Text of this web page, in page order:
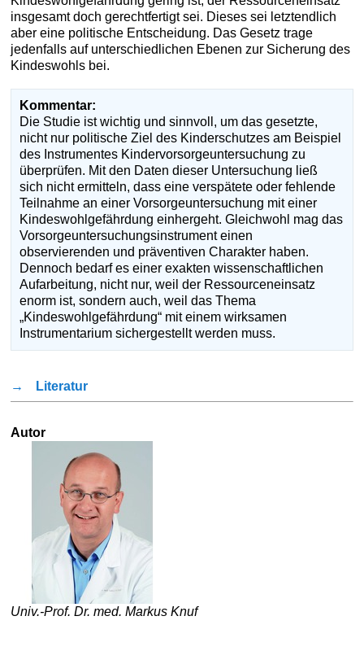
insgesamt doch gerechtfertigt sei. Dieses sei letztendlich
aber eine politische Entscheidung. Das Gesetz trage
jedenfalls auf unterschiedlichen Ebenen zur Sicherung des
Kindeswohls bei.
Kommentar:
Die Studie ist wichtig und sinnvoll, um das gesetzte,
nicht nur politische Ziel des Kinderschutzes am Beispiel
des Instrumentes Kindervorsorgeuntersuchung zu
überprüfen. Mit den Daten dieser Untersuchung ließ
sich nicht ermitteln, dass eine verspätete oder fehlende
Teilnahme an einer Vorsorgeuntersuchung mit einer
Kindeswohlgefährdung einhergeht. Gleichwohl mag das
Vorsorgeuntersuchungsinstrument einen
observierenden und präventiven Charakter haben.
Dennoch bedarf es einer exakten wissenschaftlichen
Aufarbeitung, nicht nur, weil der Ressourceneinsatz
enorm ist, sondern auch, weil das Thema
„Kindeswohlgefährdung“ mit einem wirksamen
Instrumentarium sichergestellt werden muss.
→ Literatur
Autor
Univ.-Prof. Dr. med. Markus Knuf